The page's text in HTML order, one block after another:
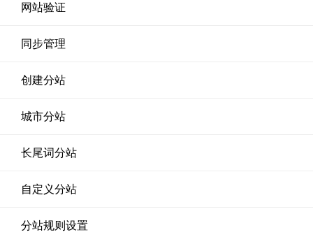
网站验证
同步管理
创建分站
城市分站
长尾词分站
自定义分站
分站规则设置